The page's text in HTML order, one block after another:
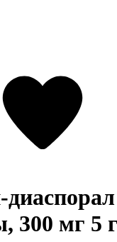
300 мг 5 г